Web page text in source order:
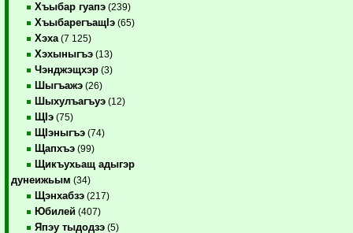
Хъыбар гуапэ (239)
ХъыбарегъащIэ (65)
Хэха (7 125)
Хэхыныгъэ (13)
Чэнджэщхэр (3)
Шыгъажэ (26)
Шыхулъагъуэ (12)
ЩIэ (75)
ЩIэныгъэ (74)
Щапхъэ (99)
Щикъухьащ адыгэр
дунеижьым (34)
Щэнхабзэ (217)
Юбилей (407)
Япэу тыдодзэ (5)